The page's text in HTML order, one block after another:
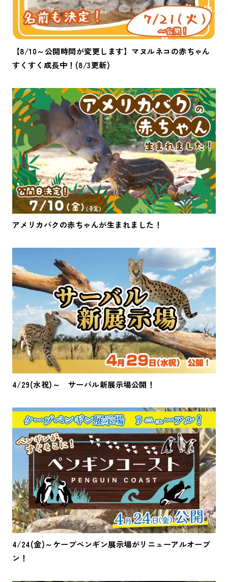
【8/10～公開時間が変更します】マヌルネコの赤ちゃん
すくすく成長中！(8/3更新)
アメリカバクの赤ちゃんが生まれました！
4/29(水祝)～ サーバル新展示場公開！
4/24(金)～ケープペンギン展示場がリニューアルオープ
ン！